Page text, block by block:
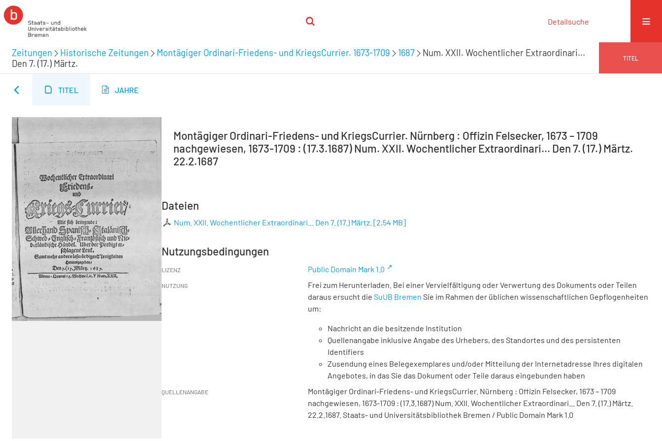
Detailsuche
Zeitungen Historische Zeitungen Montägiger Ordinari-Friedens- und KriegsCurrier. 1673-1709 1687
Num. XXII. Wochentlicher Extraordinari...
Den 7. (17.) Märtz.
TITEL
TITEL JAHRE
Montägiger Ordinari-Friedens- und KriegsCurrier. Nürnberg : Offizin Felsecker, 1673 – 1709
nachgewiesen, 1673-1709 : (17.3.1687) Num. XXII. Wochentlicher Extraordinari... Den 7. (17.) Märtz.
22.2.1687
Dateien
Num. XXII. Wochentlicher Extraordinari... Den 7. (17.) Märtz. [2,54 MB]
Nutzungsbedingungen
LIZENZ Public Domain Mark 1.0
NUTZUNG
Frei zum Herunterladen. Bei einer Vervielfältigung oder Verwertung des Dokuments oder Teilen
daraus ersucht die SuUB Bremen Sie im Rahmen der üblichen wissenschaftlichen Gepflogenheiten
um:
Nachricht an die besitzende Institution
Quellenangabe inklusive Angabe des Urhebers, des Standortes und des persistenten
Identifiers
Zusendung eines Belegexemplares und/oder Mitteilung der Internetadresse Ihres digitalen
Angebotes, in das Sie das Dokument oder Teile daraus eingebunden haben
QUELLENANGABE
Montägiger Ordinari-Friedens- und KriegsCurrier. Nürnberg : Offizin Felsecker, 1673 – 1709
nachgewiesen, 1673-1709 : (17.3.1687) Num. XXII. Wochentlicher Extraordinari... Den 7. (17.) Märtz.
22.2.1687. Staats- und Universitätsbibliothek Bremen / Public Domain Mark 1.0